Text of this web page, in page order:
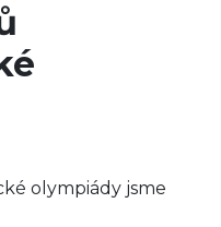
olympiády jsme